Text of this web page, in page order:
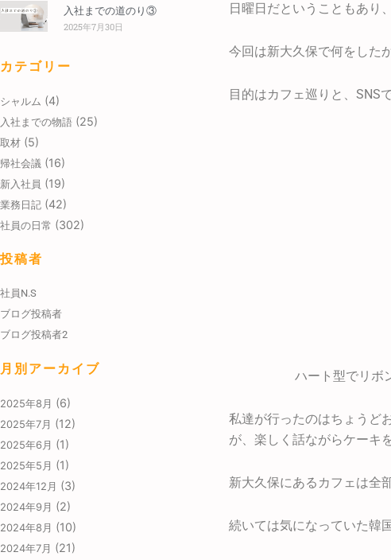
入社までの道のり③
2025年7月30日
カテゴリー
シャルム (4)
入社までの物語 (25)
取材 (5)
帰社会議 (16)
新入社員 (19)
業務日記 (42)
社員の日常 (302)
投稿者
社員N.S
ブログ投稿者
ブログ投稿者2
月別アーカイブ
2025年8月 (6)
2025年7月 (12)
2025年6月 (1)
2025年5月 (1)
2024年12月 (3)
2024年9月 (2)
2024年8月 (10)
2024年7月 (21)
日曜日だということもあり
今回は新大久保で何をした
目的はカフェ巡りと、SNS
ハート型でリボ
私達が行ったのはちょうど
が、楽しく話ながらケーキ
新大久保にあるカフェは全
続いては気になっていた韓